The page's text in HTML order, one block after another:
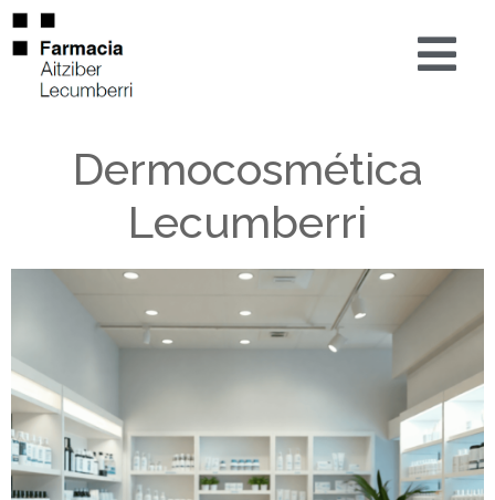
Dermocosmética
Lecumberri